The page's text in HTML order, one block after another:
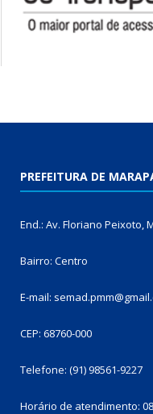
PREFEITURA DE
End.: Av. Floriano Peixoto,
Bairro: Centro
E-mail:
CEP: 68760-000
Telefone: (91) 98561-9227
Horário de atendimento: